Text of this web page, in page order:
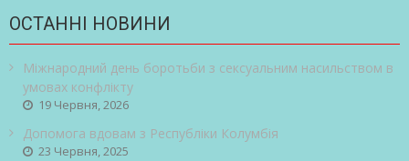
ОСТАННІ НОВИНИ
Міжнародний день боротьби з сексуальним насильством в
умовах конфлікту
19 Червня, 2026
Допомога вдовам з Республіки Колумбія
23 Червня, 2025